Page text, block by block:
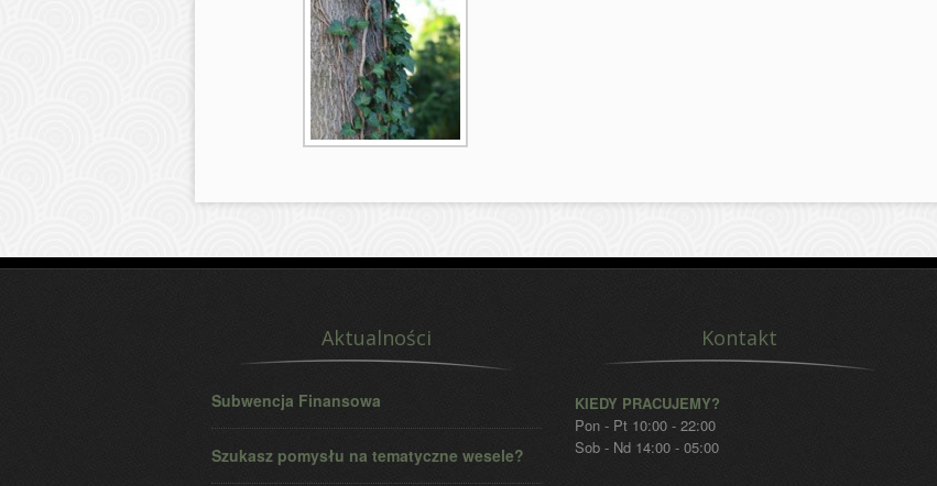
Aktualności
Subwencja Finansowa
Szukasz pomysłu na tematyczne wesele?
Kontakt
KIEDY PRACUJEMY?
Pon - Pt 10:00 - 22:00
Sob - Nd 14:00 - 05:00